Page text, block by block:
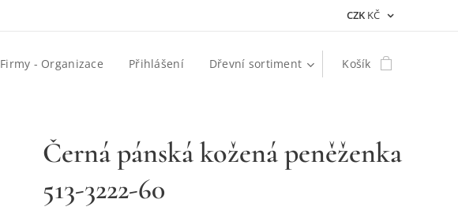
CZK KČ
Firmy - Organizace Přihlášení Dřevní sortiment Košík
Černá pánská kožená peněženka
513-3222-60